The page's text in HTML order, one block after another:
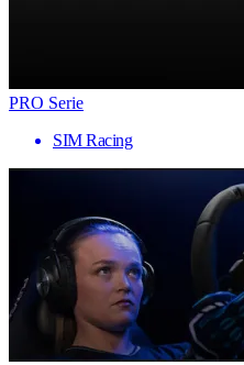
PRO Serie
SIM Racing